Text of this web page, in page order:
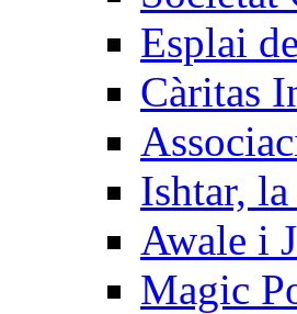
Esplai
Càritas
Ishtar, la
Awale i
Magic